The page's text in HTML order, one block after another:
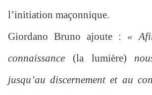
l’initiation maçonnique.
Giordano Bruno ajoute : «
connaissance (la lumière)
jusqu’au discernement et au